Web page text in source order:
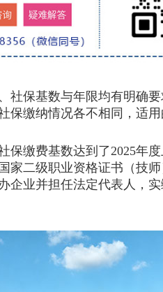
保基数与年限均有明确
缴纳情况各不相同，适用
缴费基数达到了2025年
二级职业资格证书（技
业并担任法定代表人，